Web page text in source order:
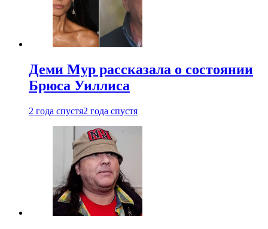
Деми Мур рассказала о состоянии
Брюса Уиллиса
2 года спустя2 года спустя